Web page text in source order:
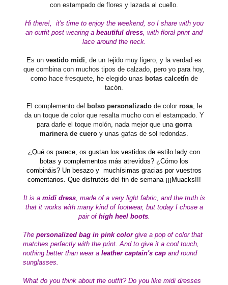
con estampado de flores y lazada al cuello.
Hi there!,
it's time to enjoy the weekend, so I share with you
an outfit post wearing a beautiful dress , with floral print and
lace around the neck.
Es un vestido midi , de un tejido muy ligero, y la verdad es
que combina con muchos tipos de calzado, pero yo para hoy,
como hace fresquete, he elegido unas botas calcetínde
tacón.
El complemento del bolso personalizadode color rosa, le
da un toque de color que resalta mucho con el estampado. Y
para darle el toque molón, nada mejor que una gorra
marinera de cuero y unas gafas de sol redondas.
¿Qué os parece, os gustan los vestidos de estilo lady con
botas y complementos más atrevidos? ¿Cómo los
combináis? Un besazo y muchísimas gracias por vuestros
comentarios. Que disfrutéis del fin de semana ¡¡¡Muacks!!!
It is a midi dress, made of a very light fabric, and the truth is
that it works with many kind of footwear, but today I chose a
pair of high heel boots.
The personalized bag in pink colorgive a pop of color that
matches perfectly with the print. And to give it a cool touch,
nothing better than wear a leather captain's cap and round
sunglasses.
What do you think about the outfit? Do you like midi dresses